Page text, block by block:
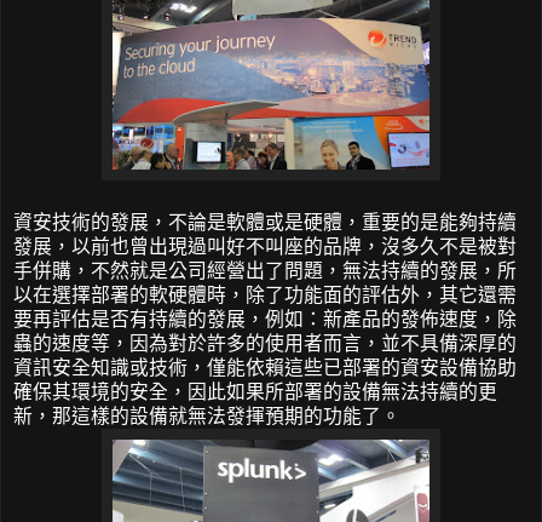
資安技術的發展，不論是軟體或是硬體，重要的是能夠持續
發展，以前也曾出現過叫好不叫座的品牌，沒多久不是被對
手併購，不然就是公司經營出了問題，無法持續的發展，所
以在選擇部署的軟硬體時，除了功能面的評估外，其它還需
要再評估是否有持續的發展，例如：新產品的發佈速度，除
蟲的速度等，因為對於許多的使用者而言，並不具備深厚的
資訊安全知識或技術，僅能依賴這些已部署的資安設備協助
確保其環境的安全，因此如果所部署的設備無法持續的更
新，那這樣的設備就無法發揮預期的功能了。